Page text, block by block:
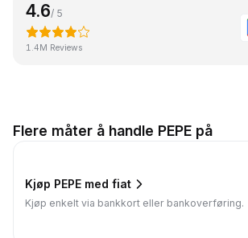
4.6/ 5
1.4M Reviews
Flere måter å handle PEPE på
Kjøp PEPE med fiat
Kjøp enkelt via bankkort eller bankoverføring.